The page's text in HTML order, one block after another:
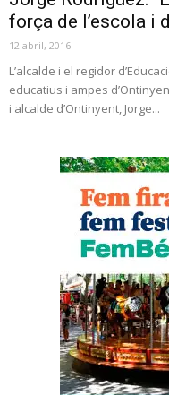
força de l’escola i
12 abril, 2016
L’alcalde i el regidor
educatius i ampes
i alcalde d’Ontinyent, Jorge...